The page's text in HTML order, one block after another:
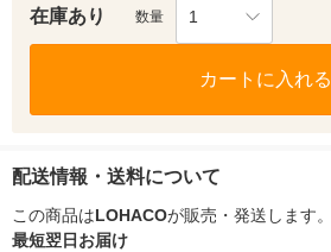
在庫あり 数量 1
カートに入れる
配送情報・送料について
この商品はLOHACOが販売・発送します。
最短翌日お届け